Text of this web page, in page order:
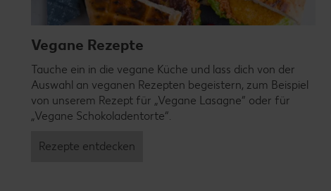
Vegane Rezepte
Tauche ein in die vegane Küche und lass dich von der
Auswahl an veganen Rezepten begeistern, zum Beispiel
von unserem Rezept für „Vegane Lasagne“ oder für
„Vegane Schokoladentorte“.
Rezepte entdecken